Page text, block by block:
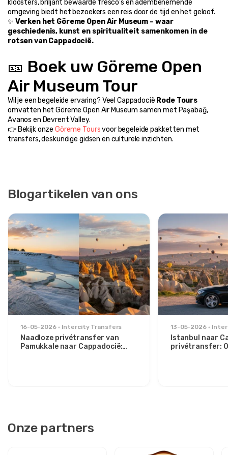
kloosters, briljant bewaarde fresco's en adembenemende
omgeving biedt het bezoekers een reis door de tijd en het geloof.
✨ Verken het Göreme Open Air Museum – waar
geschiedenis, kunst en spiritualiteit samenkomen in de
rotsen van Cappadocië.
🎫 Boek uw Göreme Open
Air Museum Tour
Wil je een begeleide ervaring? Veel Cappadocië Rode Tours
omvatten het Göreme Open Air Museum samen met Paşabağ,
Avanos en Devrent Valley.
👉 Bekijk onze Göreme Tours voor begeleide pakketten met
transfers, deskundige gidsen en culturele inzichten.
Blogartikelen van ons
16-05-2026 Intercity Transfers
Naadloze privétransfer van
Pamukkale naar Cappadocië:
13-05-2026
Istanbul naar
privétransfer:
Onze partners